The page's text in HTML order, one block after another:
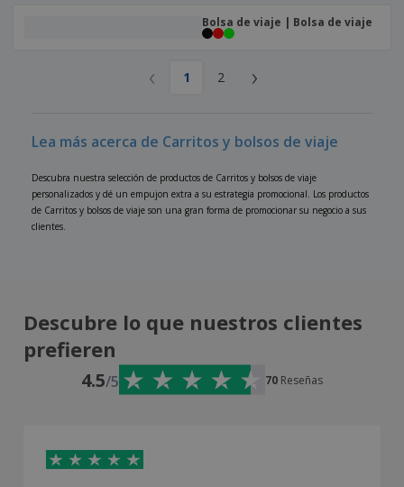
Bolsa de viaje | Bolsa de viaje
‹ 1 2 ›
Lea más acerca de Carritos y bolsos de viaje
Descubra nuestra selección de productos de Carritos y bolsos de viaje
personalizados y dé un empujon extra a su estrategia promocional. Los productos
de Carritos y bolsos de viaje son una gran forma de promocionar su negocio a sus
clientes.
Descubre lo que nuestros clientes
prefieren
4.5/5 70 Reseñas